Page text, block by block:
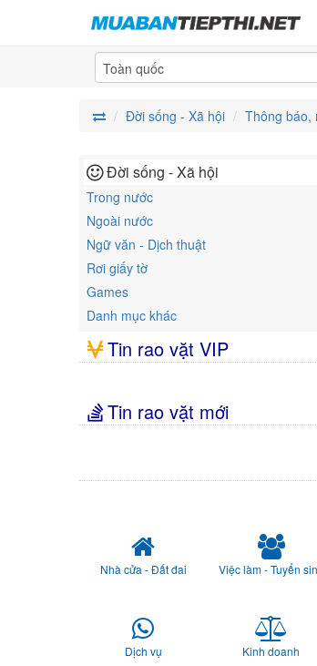
Toàn quốc
Đời sống - Xã hội Thông báo,
Đời sống - Xã hội
Trong nước
Ngoài nước
Ngữ văn - Dịch thuật
Rơi giấy tờ
Games
Danh mục khác
Tin rao vặt VIP
Tin rao vặt mới
Nhà cửa - Đất đai Việc làm - Tuyển
Dịch vụ Kinh doanh